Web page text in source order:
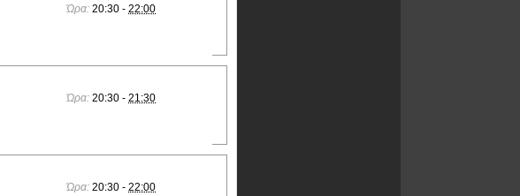
Ώρα: 20:30 - 22:00
Ώρα: 20:30 - 21:30
Ώρα: 20:30 - 22:00